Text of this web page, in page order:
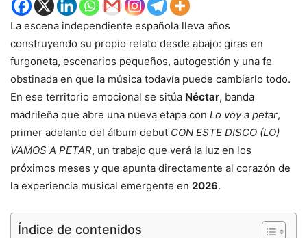
La escena independiente española lleva años
construyendo su propio relato desde abajo: giras en
furgoneta, escenarios pequeños, autogestión y una fe
obstinada en que la música todavía puede cambiarlo todo.
En ese territorio emocional se sitúa Néctar, banda
madrileña que abre una nueva etapa con Lo voy a petar,
primer adelanto del álbum debut CON ESTE DISCO (LO)
VAMOS A PETAR, un trabajo que verá la luz en los
próximos meses y que apunta directamente al corazón de
la experiencia musical emergente en 2026.
Índice de contenidos